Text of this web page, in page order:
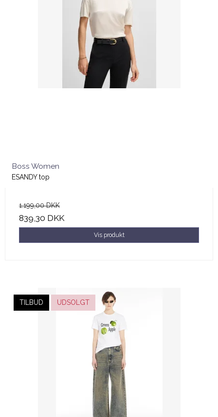
Boss Women
ESANDY top
1.199,00 DKK
839,30 DKK
Vis produkt
TILBUD UDSOLGT